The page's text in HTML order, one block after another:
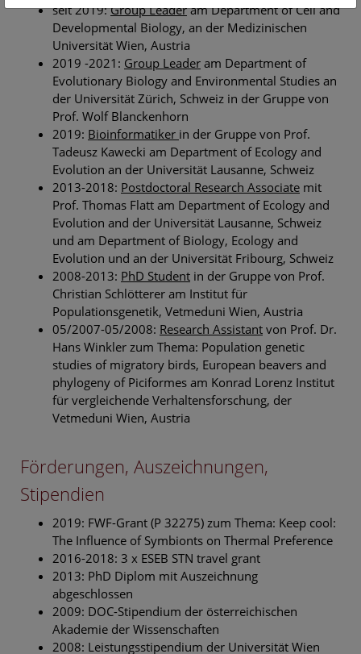
seit 2019:Group Leaderam Department of Cell and
Developmental Biology, an der Medizinischen
Universität Wien, Austria
2019 -2021: Group Leader am Department of
Evolutionary Biology and Environmental Studies an
der Universität Zürich, Schweiz in der Gruppe von
Prof. Wolf Blanckenhorn
2019: Bioinformatiker in der Gruppe von Prof.
Tadeusz Kawecki am Department of Ecology and
Evolution an der Universität Lausanne, Schweiz
2013-2018: Postdoctoral Research Associate mit
Prof. Thomas Flatt am Department of Ecology and
Evolution and der Universität Lausanne, Schweiz
und am Department of Biology, Ecology and
Evolution und an der Universität Fribourg, Schweiz
2008-2013: PhD Student in der Gruppe von Prof.
Christian Schlötterer am Institut für
Populationsgenetik, Vetmeduni Wien, Austria
05/2007-05/2008: Research Assistant von Prof. Dr.
Hans Winkler zum Thema: Population genetic
studies of migratory birds, European beavers and
phylogeny of Piciformes am Konrad Lorenz Institut
für vergleichende Verhaltensforschung, der
Vetmeduni Wien, Austria
Förderungen, Auszeichnungen,
Stipendien
2019: FWF-Grant (P 32275) zum Thema: Keep cool:
The Influence of Symbionts on Thermal Preference
2016-2018: 3 x ESEB STN travel grant
2013: PhD Diplom mit Auszeichnung
abgeschlossen
2009: DOC-Stipendium der österreichischen
Akademie der Wissenschaften
2008: Leistungsstipendium der Universität Wien